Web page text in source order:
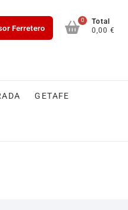
Ferretero
0
Total
0,00 €
GETAFE